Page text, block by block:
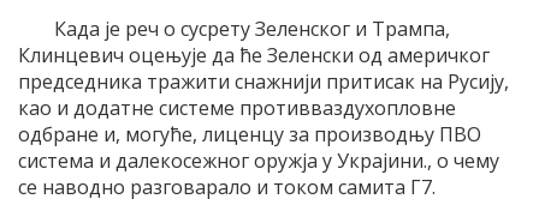
Када је реч о сусрету Зеленског и Трампа,
Клинцевич оцењује да ће Зеленски од америчког
председника тражити снажнији притисак на Русију,
као и додатне системе противваздухопловне
одбране и, могуће, лиценцу за производњу ПВО
система и далекосежног оружја у Украјини., о чему
се наводно разговарало и током самита Г7.